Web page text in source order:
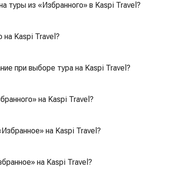
туры из «Избранного» в Kaspi Travel?
на Kaspi Travel?
при выборе тура на Kaspi Travel?
на Kaspi Travel?
на Kaspi Travel?
на Kaspi Travel?